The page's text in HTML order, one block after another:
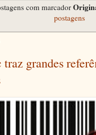
com marcador
postagens
grandes